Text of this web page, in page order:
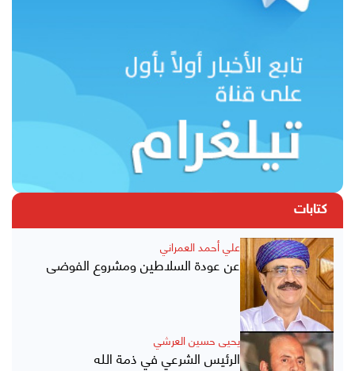
كتابات
علي أحمد العمراني
عن عودة السلاطين ومشروع الفوضى
يحيى حسين العرشي
الرئيس الشرعي في ذمة الله